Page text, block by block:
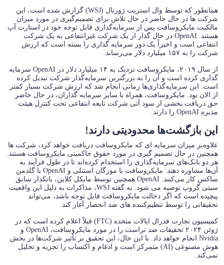
همانطور که توسط وال استریت ژورنال (WSJ) گزارش شده است، این
شرکت ها در حال حاضر در حال تلاش برای تصمیم‌گیری در مورد میزان
مالکیت مایکروسافت پس از سرمایه‌گذاری قابل توجه خود در استارت آپ
هستند. OpenAI در حال گذار از یک شرکت غیرانتفاعی به یک شرکت
انتفاعی است و اخیراً یک دور سرمایه گذاری را بسته است که ارزش
شرکت را به ۱۵۷ میلیارد دلار می‌رساند.
از سال ۲۰۱۹، مایکروسافت نزدیک به ۱۴ میلیارد دلار در OpenAI سرمایه
گذاری کرده است و آن را به بزرگترین سرمایه‌گذار شرکت تبدیل کرده
است. این سرمایه‌گذاری‌ها زمانی انجام شد که ارزش شرکت بسیار کمتر
از الان بود. مایکروسافت، همراه با سایر سرمایه گذاران، در حال حاضر
حق دریافت بخشی از سود آتی شرکت تابعه انتفاعی تحت کنترل هیئت
مدیره OpenAI را دارند.
این بازگشت‌ها محدودیتی دارند!
علاوه‌بر میزان سرمایه ای که مایکروسافت دریافت خواهد کرد، شرکت ها
همچنین در حال تصمیم گیری در مورد حقوق حاکمیتی مایکروسافت هستند.
هر دو بانک‌های سرمایه‌گذاری را استخدام کرده‌اند تا در طول فرآیند به
آن‌ها مشاوره دهند: مایکروسافت با مورگان استنلی و OpenAI با گلدمن
ساکس کار می‌کنند. OpenAI همچنین توسط مایکل کلاین، بانکدار سابق
سیتی گروپ توصیه می شود. به گفته WSJ، مذاکرات به دلیل این واقعیت
پیچیده است که اگر دخالت مایکروسافت قابل توجه باشد، می‌تواند
تحقیقاتی را توسط تنظیم‌کننده های ضد انحصار آغاز کند.
کمیسیون تجارت فدرال ایالات متحده (FTC) قبلاً اعلام کرده است که در
ژوئن ۲۰۲۴ تحقیقات ضد تراست را در مورد مایکروسافت، OpenAI و
Nvidia انجام خواهد داد. با این حال، این تحقیق بر تأثیر شرکت‌ها در بخش
هوش مصنوعی (AI) متمرکز است و ادغام و اکتساب را تجزیه و تحلیل
نمی‌کند.